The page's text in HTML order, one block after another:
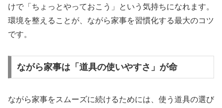
けで「ちょっとやっておこう」という気持ちになれます。
環境を整えることが、ながら家事を習慣化する最大のコツ
です。
ながら家事は「道具の使いやすさ」が命
ながら家事をスムーズに続けるためには、使う道具の選び